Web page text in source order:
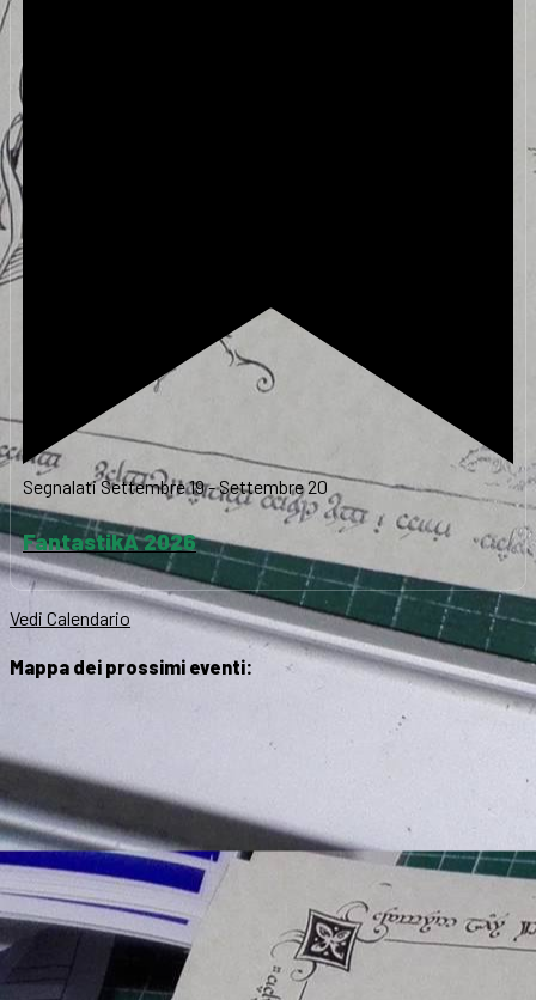
SegnalatiSettembre 19-Settembre 20
FantastikA 2026
Vedi Calendario
Mappa dei prossimi eventi: